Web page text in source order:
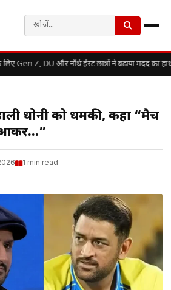
Gen Z, DU और नॉर्थ ईस्ट छात्रों ने बढ़ाया मदद का हाथ
धोनी को धमकी, कहा “मैच
आकर…”
1 min read